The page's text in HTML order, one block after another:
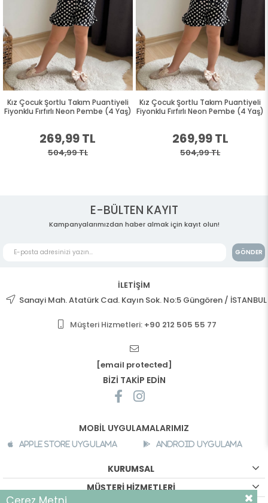
Kız Çocuk Şortlu Takım Puantiyeli
Fiyonklu Fırfırlı Neon Pembe (4 Yaş)
269,99 TL
504,99 TL
Kız Çocuk Şortlu Takım Puantiyeli
Fiyonklu Fırfırlı Neon Pembe (4 Yaş)
269,99 TL
504,99 TL
E-BÜLTEN KAYIT
Kampanyalarımızdan haber almak için kayıt olun!
GÖNDER
İLETİŞİM
Sanayi Mah. Atatürk Cad. Kayın Sok. No:5 Güngören / İSTANBUL
Müşteri Hizmetleri: +90 212 505 55 77
[email protected]
BİZİ TAKİP EDİN
MOBİL UYGULAMALARIMIZ
Apple Store Uygulama Android Uygulama
KURUMSAL
MÜŞTERİ HİZMETLERİ